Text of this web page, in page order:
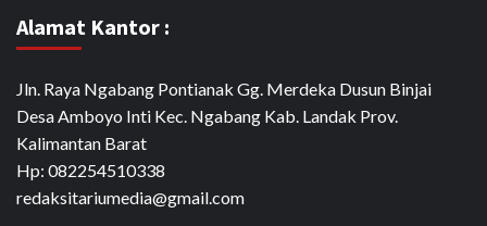
Alamat Kantor :
Jln. Raya Ngabang Pontianak Gg. Merdeka Dusun Binjai
Desa Amboyo Inti Kec. Ngabang Kab. Landak Prov.
Kalimantan Barat
Hp: 082254510338
redaksitariumedia@gmail.com